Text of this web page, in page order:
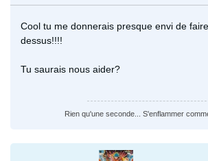
Cool tu me donnerais presque envi de
dessus!!!!
Tu saurais nous aider?
Rien qu'une seconde... S'enflammer